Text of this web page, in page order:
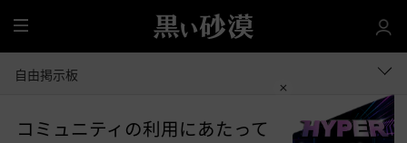
全
体
自由掲示板
コミュニティの利用にあたって